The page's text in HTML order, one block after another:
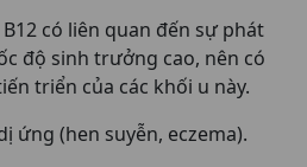
có liên quan đến sự phát
độ sinh trưởng cao, nên có
triển của các khối u này.
ứng (hen suyễn, eczema).